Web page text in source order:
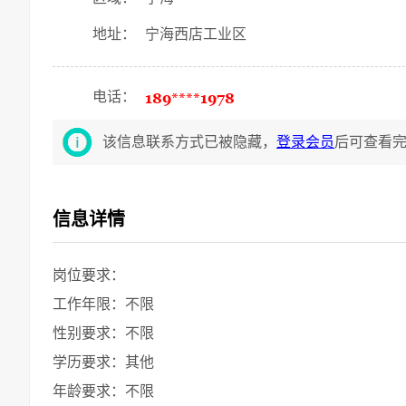
地址： 宁海西店工业区
电话：
该信息联系方式已被隐藏， 登录会员后可查看
信息详情
岗位要求：
工作年限：不限
性别要求：不限
学历要求：其他
年龄要求：不限